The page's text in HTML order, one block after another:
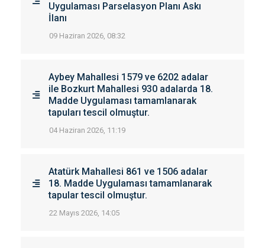
Uygulaması Parselasyon Planı Askı
İlanı
09 Haziran 2026, 08:32
Aybey Mahallesi 1579 ve 6202 adalar
ile Bozkurt Mahallesi 930 adalarda 18.
Madde Uygulaması tamamlanarak
tapuları tescil olmuştur.
04 Haziran 2026, 11:19
Atatürk Mahallesi 861 ve 1506 adalar
18. Madde Uygulaması tamamlanarak
tapular tescil olmuştur.
22 Mayıs 2026, 14:05